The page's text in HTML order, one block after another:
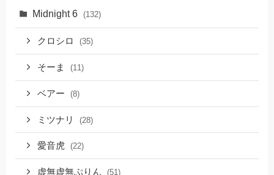
Midnight 6 (132)
クロシロ (35)
そーま (11)
ベアー (8)
ミツナリ (28)
愛音虎 (22)
虚無虚無ぷりん (51)